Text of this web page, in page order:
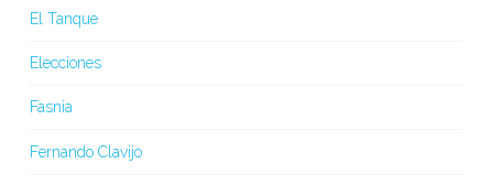
El Tanque
Elecciones
Fasnia
Fernando Clavijo